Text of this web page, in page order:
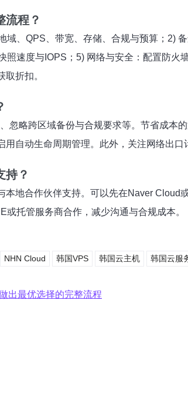
流程？
域、QPS、带宽、存储、合规与预算；2)
照速度与IOPS；5) 网络与安全：配置防
折扣。
忽略跨区域备份与合规要求等。节省成
自动生命周期管理。此外，关注网络出
持？
本地合作伙伴支持。可以先在Naver
托管服务商合作，减少沟通与合规成本。
NHN Cloud 韩国VPS 韩国云主机 韩国云服
出最优选择的完整流程